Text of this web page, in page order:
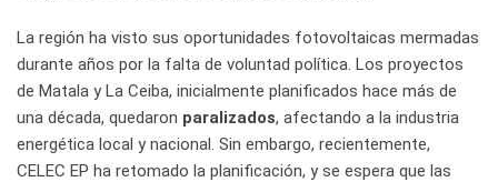
La región ha visto sus oportunidades fotovoltaicas mermadas
durante años por la falta de voluntad política. Los proyectos
de Matala y La Ceiba, inicialmente planificados hace más de
una década, quedaron paralizados, afectando a la industria
energética local y nacional. Sin embargo, recientemente,
CELEC EP ha retomado la planificación, y se espera que las